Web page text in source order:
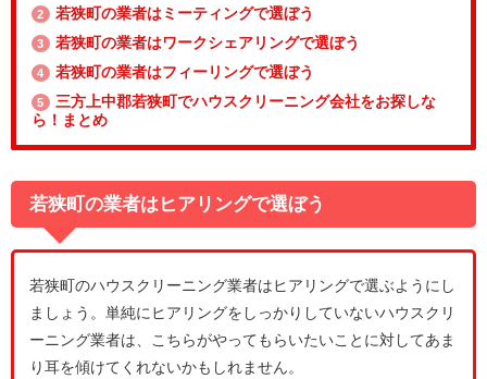
2 若狭町の業者はミーティングで選ぼう
3 若狭町の業者はワークシェアリングで選ぼう
4 若狭町の業者はフィーリングで選ぼう
5
三方上中郡若狭町でハウスクリーニング会社をお探しな
ら！まとめ
若狭町の業者はヒアリングで選ぼう
若狭町のハウスクリーニング業者はヒアリングで選ぶようにし
ましょう。単純にヒアリングをしっかりしていないハウスクリ
ーニング業者は、こちらがやってもらいたいことに対してあま
り耳を傾けてくれないかもしれません。